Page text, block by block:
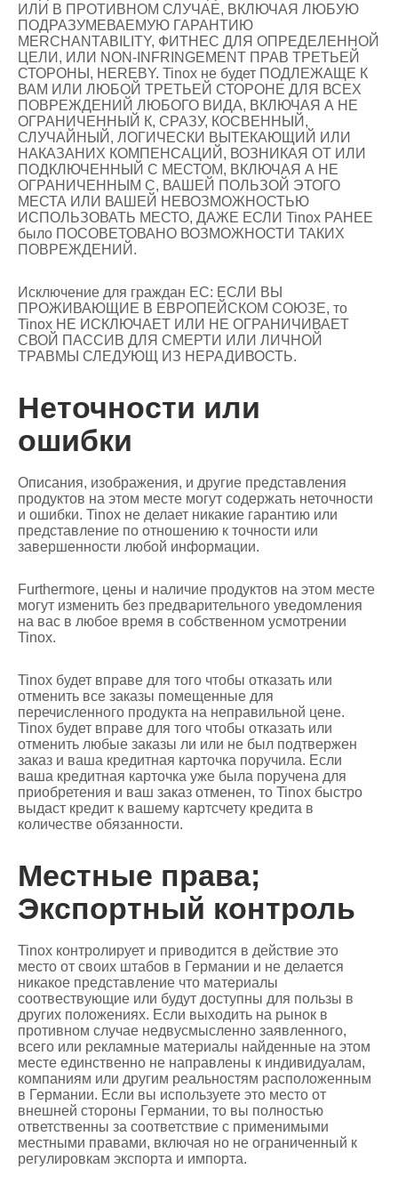
ИЛИ В ПРОТИВНОМ СЛУЧАЕ, ВКЛЮЧАЯ ЛЮБУЮ
ПОДРАЗУМЕВАЕМУЮ ГАРАНТИЮ
MERCHANTABILITY, ФИТНЕС ДЛЯ ОПРЕДЕЛЕННОЙ
ЦЕЛИ, ИЛИ NON-INFRINGEMENT ПРАВ ТРЕТЬЕЙ
СТОРОНЫ, HEREBY. Tinox не будет ПОДЛЕЖАЩЕ К
ВАМ ИЛИ ЛЮБОЙ ТРЕТЬЕЙ СТОРОНЕ ДЛЯ ВСЕХ
ПОВРЕЖДЕНИЙ ЛЮБОГО ВИДА, ВКЛЮЧАЯ А НЕ
ОГРАНИЧЕННЫЙ К, СРАЗУ, КОСВЕННЫЙ,
СЛУЧАЙНЫЙ, ЛОГИЧЕСКИ ВЫТЕКАЮЩИЙ ИЛИ
НАКАЗАНИХ КОМПЕНСАЦИЙ, ВОЗНИКАЯ ОТ ИЛИ
ПОДКЛЮЧЕННЫЙ С МЕСТОМ, ВКЛЮЧАЯ А НЕ
ОГРАНИЧЕННЫМ С, ВАШЕЙ ПОЛЬЗОЙ ЭТОГО
МЕСТА ИЛИ ВАШЕЙ НЕВОЗМОЖНОСТЬЮ
ИСПОЛЬЗОВАТЬ МЕСТО, ДАЖЕ ЕСЛИ Tinox РАНЕЕ
было ПОСОВЕТОВАНО ВОЗМОЖНОСТИ ТАКИХ
ПОВРЕЖДЕНИЙ.
Исключение для граждан ЕС: ЕСЛИ ВЫ
ПРОЖИВАЮЩИЕ В ЕВРОПЕЙСКОМ СОЮЗЕ, то
Tinox НЕ ИСКЛЮЧАЕТ ИЛИ НЕ ОГРАНИЧИВАЕТ
СВОЙ ПАССИВ ДЛЯ СМЕРТИ ИЛИ ЛИЧНОЙ
ТРАВМЫ СЛЕДУЮЩ ИЗ НЕРАДИВОСТЬ.
Неточности или
ошибки
Описания, изображения, и другие представления
продуктов на этом месте могут содержать неточности
и ошибки. Tinox не делает никакие гарантию или
представление по отношению к точности или
завершенности любой информации.
Furthermore, цены и наличие продуктов на этом месте
могут изменить без предварительного уведомления
на вас в любое время в собственном усмотрении
Tinox.
Tinox будет вправе для того чтобы отказать или
отменить все заказы помещенные для
перечисленного продукта на неправильной цене.
Tinox будет вправе для того чтобы отказать или
отменить любые заказы ли или не был подтвержен
заказ и ваша кредитная карточка поручила. Если
ваша кредитная карточка уже была поручена для
приобретения и ваш заказ отменен, то Tinox быстро
выдаст кредит к вашему картсчету кредита в
количестве обязанности.
Местные права;
Экспортный контроль
Tinox контролирует и приводится в действие это
место от своих штабов в Германии и не делается
никакое представление что материалы
соотвествующие или будут доступны для пользы в
других положениях. Если выходить на рынок в
противном случае недвусмысленно заявленного,
всего или рекламные материалы найденные на этом
месте единственно не направлены к индивидуалам,
компаниям или другим реальностям расположенным
в Германии. Если вы используете это место от
внешней стороны Германии, то вы полностью
ответственны за соответствие с применимыми
местными правами, включая но не ограниченный к
регулировкам экспорта и импорта.